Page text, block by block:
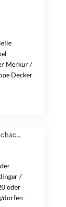
Merkur /
Decker
/
oder
dorfen-